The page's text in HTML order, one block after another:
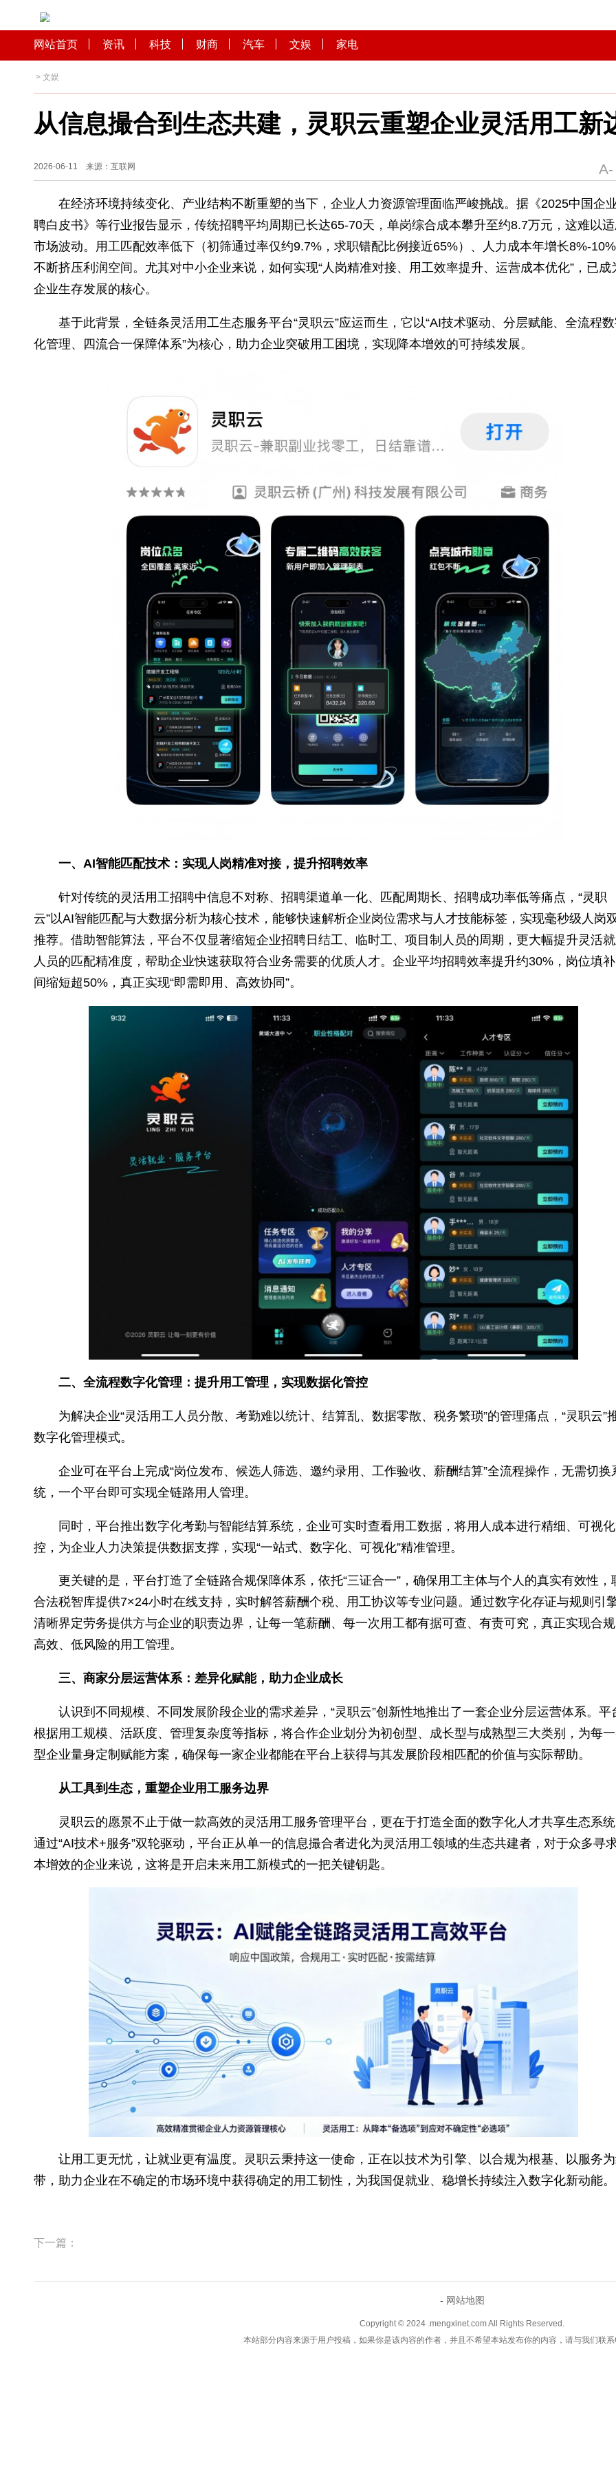
网站首页 资讯 科技 财商 汽车 文娱
从信息撮合到生态共建，灵职云重塑企业灵活
在经济环境持续变化、产业结构不断重塑的当下，企业人力资源管理面临严峻挑战。据《
聘白皮书》等行业报告显示，传统招聘平均周期已长达65-70天，单岗综合成本攀升至约8.7万
市场波动。用工匹配效率低下（初筛通过率仅约9.7%，求职错配比例接近65%）、人力成本年
企业生存发展的核心。
基于此背景，全链条灵活用工生态服务平台“灵职云”应运而生，它以“AI技术驱动、分层赋
一、AI智能匹配技术：实现人岗精准对接，提升招聘效率
针对传统的灵活用工招聘中信息不对称、招聘渠道单一化、匹配周期长、招聘成功率低等
云”以AI智能匹配与大数据分析为核心技术，能够快速解析企业岗位需求与人才技能标签，实现
推荐。借助智能算法，平台不仅显著缩短企业招聘日结工、临时工、项目制人员的周期，更大
人员的匹配精准度，帮助企业快速获取符合业务需要的优质人才。企业平均招聘效率提升约
间缩短超50%，真正实现“即需即用、高效协同”。
二、全流程数字化管理：提升用工管理，实现数据化管控
为解决企业“灵活用工人员分散、考勤难以统计、结算乱、数据零散、税务繁琐”的管理痛点
数字化管理模式。
企业可在平台上完成“岗位发布、候选人筛选、邀约录用、工作验收、薪酬结算”全流程操
统，一个平台即可实现全链路用人管理。
同时，平台推出数字化考勤与智能结算系统，企业可实时查看用工数据，将用人成本进行
控，为企业人力决策提供数据支撑，实现“一站式、数字化、可视化”精准管理。
清晰界定劳务提供方与企业的职责边界，让每一笔薪酬、每一次用工都有据可查、有责可究，
高效、低风险的用工管理。
三、商家分层运营体系：差异化赋能，助力企业成长
认识到不同规模、不同发展阶段企业的需求差异，“灵职云”创新性地推出了一套企业分层
根据用工规模、活跃度、管理复杂度等指标，将合作企业划分为初创型、成长型与成熟型三大
型企业量身定制赋能方案，确保每一家企业都能在平台上获得与其发展阶段相匹配的价值与实
从工具到生态，重塑企业用工服务边界
灵职云的愿景不止于做一款高效的灵活用工服务管理平台，更在于打造全面的数字化人才
通过“AI技术+服务”双轮驱动，平台正从单一的信息撮合者进化为灵活用工领域的生态共建者，
本增效的企业来说，这将是开启未来用工新模式的一把关键钥匙。